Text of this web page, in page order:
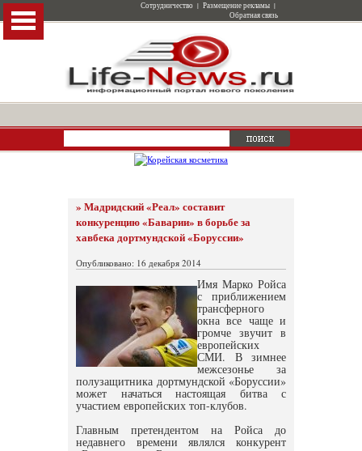
Сотрудничество | Размещение рекламы |
Обратная связь
» Мадридский «Реал» составит
конкуренцию «Баварии» в борьбе за
хавбека дортмундской «Боруссии»
Опубликовано: 16 декабря 2014
Имя Марко Ройса
с приближением
трансферного
окна все чаще и
громче звучит в
европейских
СМИ. В зимнее
межсезонье за
полузащитника дортмундской «Боруссии»
может начаться настоящая битва с
участием европейских топ-клубов.
Главным претендентом на Ройса до
недавнего времени являлся конкурент